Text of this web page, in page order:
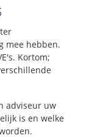
mee hebben.
Kortom;
adviseur uw
is en welke